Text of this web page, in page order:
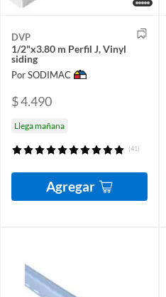
DVP
1/2"x3.80 m Perfil J, Vinyl
siding
Por SODIMAC
$ 4.490
Llega mañana
(41)
Agregar